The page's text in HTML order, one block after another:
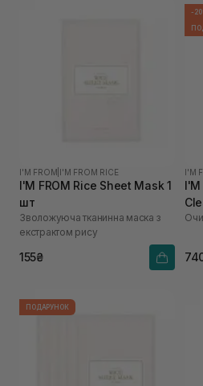
I'M FROM I'M FROM RICE
I'M FROM Rice Sheet Mask 1
шт
Зволожуюча тканинна маска з
екстрактом рису
155₴
-
I'M
I'M
ПОДАРУНОК